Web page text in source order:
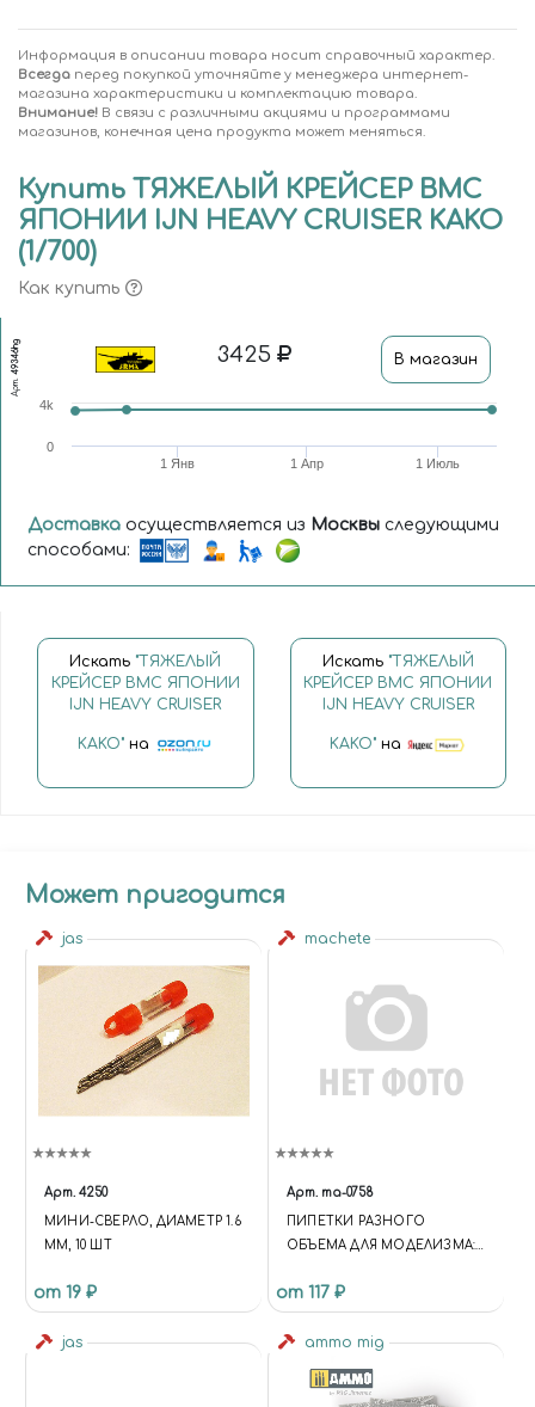
Информация в описании товара носит справочный характер.
Всегда перед покупкой уточняйте у менеджера интернет-
магазина характеристики и комплектацию товара.
Внимание! В связи с различными акциями и программами
магазинов, конечная цена продукта может меняться.
Купить ТЯЖЕЛЫЙ КРЕЙСЕР ВМС
ЯПОНИИ IJN HEAVY CRUISER KAKO
(1/700)
Как купить
Арт.
49346hg 3425 В магазин
1 Янв 1 Апр 1 Июль
0
4k
Доставка осуществляется из Москвы следующими
способами:
Искать "ТЯЖЕЛЫЙ
КРЕЙСЕР ВМС ЯПОНИИ
IJN HEAVY CRUISER
KAKO"на
Искать "ТЯЖЕЛЫЙ
КРЕЙСЕР ВМС ЯПОНИИ
IJN HEAVY CRUISER
KAKO" на
Может пригодится
jas
Арт. 4250
МИНИ-СВЕРЛО, ДИАМЕТР 1.6
ММ, 10 ШТ
от 19 ₽
machete
Арт. ma-0758
ПИПЕТКИ РАЗНОГО
ОБЪЕМА ДЛЯ МОДЕЛИЗМА:
от 117 ₽
jas ammo mig